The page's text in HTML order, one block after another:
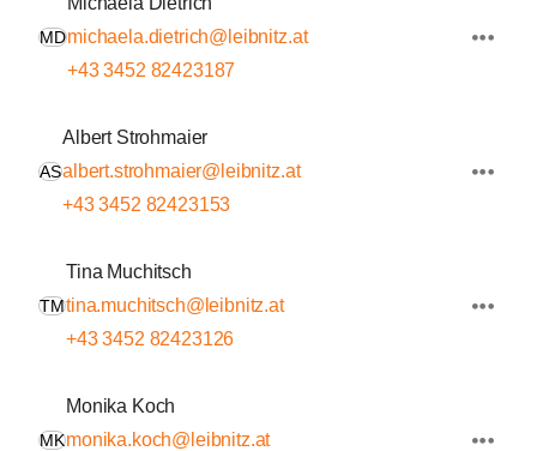
MDmichaela.dietrich@leibnitz.at
+43 3452 82423187
AS
Albert Strohmaier
albert.strohmaier@leibnitz.at
+43 3452 82423153
TM
Tina Muchitsch
tina.muchitsch@leibnitz.at
+43 3452 82423126
MK
Monika Koch
monika.koch@leibnitz.at